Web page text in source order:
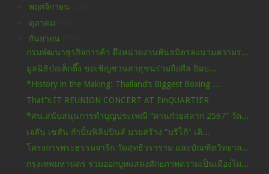
พฤศจิกายน
ตุลาคม
กันยายน
กรมพัฒนาธุรกิจการค้า ดึงหน่วยงานพันธมิตรลงนามความร...
มูลนิธิป่อเต็กตึ๊ง ขอเชิญชวนสาธุชนร่วมถือศีล อิ่มบ...
*History in the Making: Thailand’s Biggest Boxing ...
That”s IT REUNION CONCERT AT EmQUARTIER
*ศน.สนับสนุนการทำบุญประเพณี “ตานก๋วยสลาก 2567” วัด...
เจสัน เซสัน กำปั้นฟิลิปปินส์ มวยสร้าง "บริโก้" เดิ...
โครงการพระธรรมจาริก วัดสุทธิวราราม และบัณฑิตวิทยาล...
กรุงเทพมหานคร ร่วมออกบูทแสดงศักยภาพความเป็นเมืองไม...